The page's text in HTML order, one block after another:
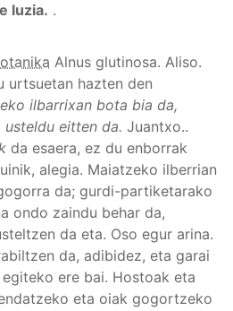
luzia. .
Alnus glutinosa. Aliso.
urtsuetan hazten den
ilbarrixan bota bia da,
eitten da. Juantxo..
da esaera, ez du enborrak
alegia. Maiatzeko ilberrian
da; gurdi-partiketarako
ondo zaindu behar da,
da eta. Oso egur arina.
da, adibidez, eta garai
ere bai. Hostoak eta
eta oiak gogortzeko